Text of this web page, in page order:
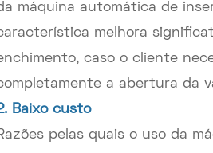
máquina automática de
melhora
caso o cliente
a abertura da
Baixo custo
pelas quais o uso da